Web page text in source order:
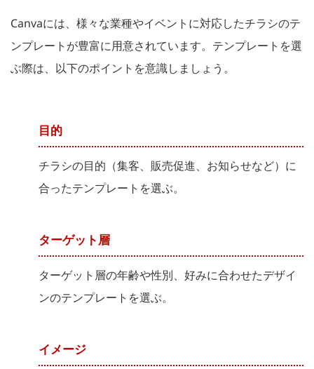
Canvaには、様々な業種やイベントに対応したチラシのテ
ンプレートが豊富に用意されています。テンプレートを選
ぶ際は、以下のポイントを意識しましょう。
目的
チラシの目的（集客、販売促進、お知らせなど）に
合ったテンプレートを選ぶ。
ターゲット層
ターゲット層の年齢や性別、好みに合わせたデザイ
ンのテンプレートを選ぶ。
イメージ